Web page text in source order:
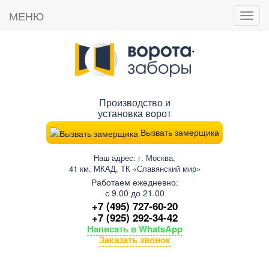
Производство и
установка ворот
Вызвать замерщика
Наш адрес: г. Москва,
41 км. МКАД, ТК «Славянский мир»
Работаем ежедневно:
с 9.00 до 21.00
+7 (495) 727-60-20
+7 (925) 292-34-42
Написать в WhatsApp
Заказать звонок
МЕНЮ